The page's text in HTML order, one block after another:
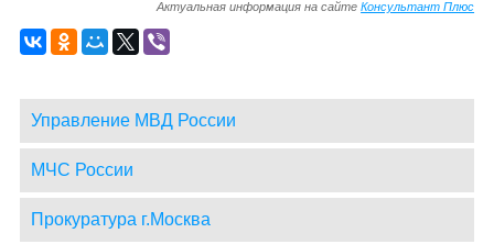
Актуальная информация на сайтеКонсультант Плюс
Управление МВД России
МЧС России
Прокуратура г.Москва